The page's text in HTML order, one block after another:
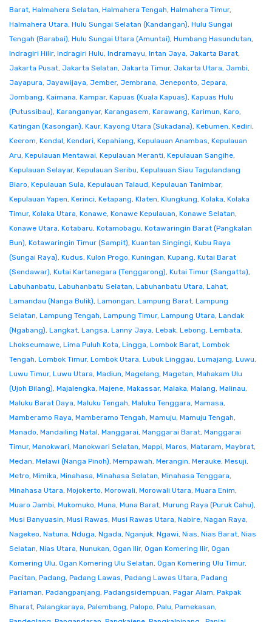
Barat, Halmahera Selatan, Halmahera Tengah, Halmahera Timur,
Halmahera Utara, Hulu Sungai Selatan (Kandangan), Hulu Sungai
Tengah (Barabai), Hulu Sungai Utara (Amuntai), Humbang Hasundutan,
Indragiri Hilir, Indragiri Hulu, Indramayu, Intan Jaya, Jakarta Barat,
Jakarta Pusat, Jakarta Selatan, Jakarta Timur, Jakarta Utara, Jambi,
Jayapura, Jayawijaya, Jember, Jembrana, Jeneponto, Jepara,
Jombang, Kaimana, Kampar, Kapuas (Kuala Kapuas), Kapuas Hulu
(Putussibau), Karanganyar, Karangasem, Karawang, Karimun, Karo,
Katingan (Kasongan), Kaur, Kayong Utara (Sukadana), Kebumen, Kediri,
Keerom, Kendal, Kendari, Kepahiang, Kepulauan Anambas, Kepulauan
Aru, Kepulauan Mentawai, Kepulauan Meranti, Kepulauan Sangihe,
Kepulauan Selayar, Kepulauan Seribu, Kepulauan Siau Tagulandang
Biaro, Kepulauan Sula, Kepulauan Talaud, Kepulauan Tanimbar,
Kepulauan Yapen, Kerinci, Ketapang, Klaten, Klungkung, Kolaka, Kolaka
Timur, Kolaka Utara, Konawe, Konawe Kepulauan, Konawe Selatan,
Konawe Utara, Kotabaru, Kotamobagu, Kotawaringin Barat (Pangkalan
Bun), Kotawaringin Timur (Sampit), Kuantan Singingi, Kubu Raya
(Sungai Raya), Kudus, Kulon Progo, Kuningan, Kupang, Kutai Barat
(Sendawar), Kutai Kartanegara (Tenggarong), Kutai Timur (Sangatta),
Labuhanbatu, Labuhanbatu Selatan, Labuhanbatu Utara, Lahat,
Lamandau (Nanga Bulik), Lamongan, Lampung Barat, Lampung
Selatan, Lampung Tengah, Lampung Timur, Lampung Utara, Landak
(Ngabang), Langkat, Langsa, Lanny Jaya, Lebak, Lebong, Lembata,
Lhokseumawe, Lima Puluh Kota, Lingga, Lombok Barat, Lombok
Tengah, Lombok Timur, Lombok Utara, Lubuk Linggau, Lumajang, Luwu,
Luwu Timur, Luwu Utara, Madiun, Magelang, Magetan, Mahakam Ulu
(Ujoh Bilang), Majalengka, Majene, Makassar, Malaka, Malang, Malinau,
Maluku Barat Daya, Maluku Tengah, Maluku Tenggara, Mamasa,
Mamberamo Raya, Mamberamo Tengah, Mamuju, Mamuju Tengah,
Manado, Mandailing Natal, Manggarai, Manggarai Barat, Manggarai
Timur, Manokwari, Manokwari Selatan, Mappi, Maros, Mataram, Maybrat,
Medan, Melawi (Nanga Pinoh), Mempawah, Merangin, Merauke, Mesuji,
Metro, Mimika, Minahasa, Minahasa Selatan, Minahasa Tenggara,
Minahasa Utara, Mojokerto, Morowali, Morowali Utara, Muara Enim,
Muaro Jambi, Mukomuko, Muna, Muna Barat, Murung Raya (Puruk Cahu),
Musi Banyuasin, Musi Rawas, Musi Rawas Utara, Nabire, Nagan Raya,
Nagekeo, Natuna, Nduga, Ngada, Nganjuk, Ngawi, Nias, Nias Barat, Nias
Selatan, Nias Utara, Nunukan, Ogan Ilir, Ogan Komering Ilir, Ogan
Komering Ulu, Ogan Komering Ulu Selatan, Ogan Komering Ulu Timur,
Pacitan, Padang, Padang Lawas, Padang Lawas Utara, Padang
Pariaman, Padangpanjang, Padangsidempuan, Pagar Alam, Pakpak
Bharat, Palangkaraya, Palembang, Palopo, Palu, Pamekasan,